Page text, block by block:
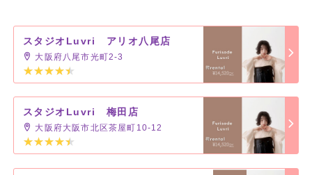
スタジオLuvri アリオ八尾店
大阪府八尾市光町2-3
スタジオLuvri 梅田店
大阪府大阪市北区茶屋町10-12